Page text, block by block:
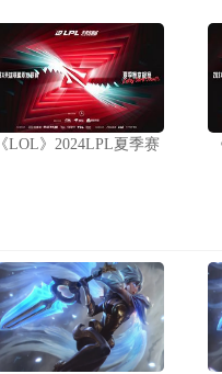
《LOL》2024LPL夏季赛